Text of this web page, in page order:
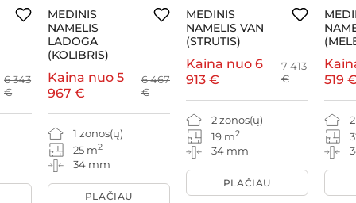
6 343
€
MEDINIS
NAMELIS
LADOGA
(KOLIBRIS)
1 zonos(ų)
25 m2
34 mm
Kaina nuo 5
967 €
6 467
€
PLAČIAU
MEDINIS
NAMELIS VAN
(STRUTIS)
2 zonos(ų)
19 m2
34 mm
Kaina nuo 6
913 €
7 413
€
PLAČIAU
519